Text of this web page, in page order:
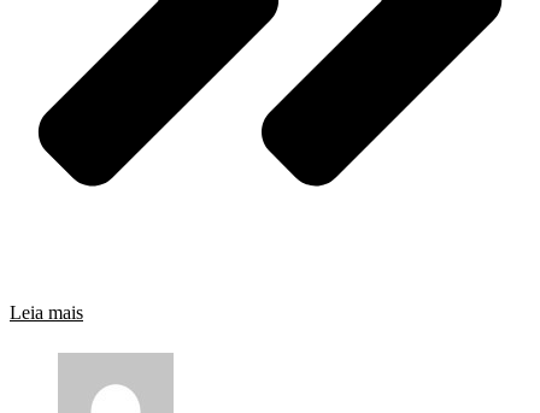
Leia mais